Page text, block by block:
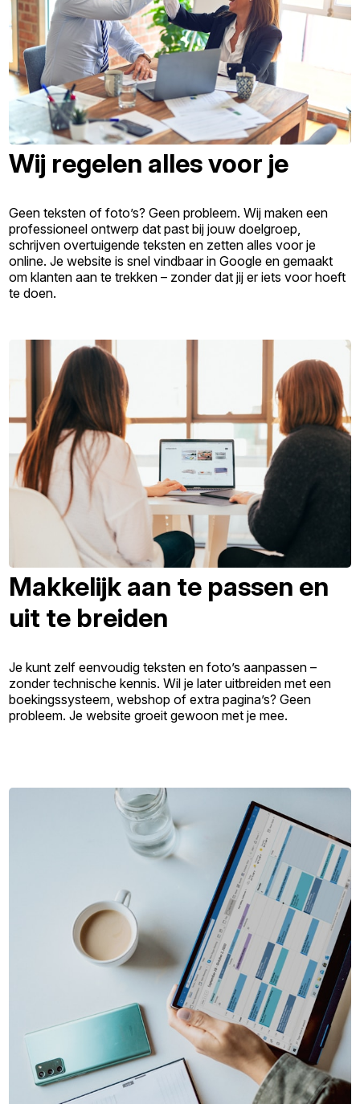
Wij regelen alles voor je
Geen teksten of foto’s? Geen probleem. Wij maken een
professioneel ontwerp dat past bij jouw doelgroep,
schrijven overtuigende teksten en zetten alles voor je
online. Je website is snel vindbaar in Google en gemaakt
om klanten aan te trekken – zonder dat jij er iets voor hoeft
te doen.
Makkelijk aan te passen en
uit te breiden
Je kunt zelf eenvoudig teksten en foto’s aanpassen –
zonder technische kennis. Wil je later uitbreiden met een
boekingssysteem, webshop of extra pagina’s? Geen
probleem. Je website groeit gewoon met je mee.